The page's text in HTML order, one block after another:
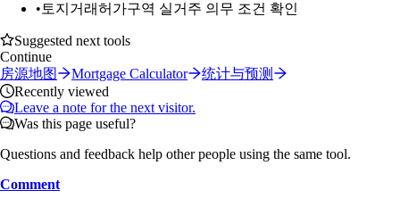
• 토지거래허가구역 실거주 의무 조건 확인
Suggested next tools
Continue
房源地图
Mortgage Calculator
统计与预测
Recently viewed
Leave a note for the next visitor.
Was this page useful?
Questions and feedback help other people using the same tool.
Comment